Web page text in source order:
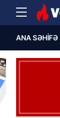
ANA SƏHIFƏ